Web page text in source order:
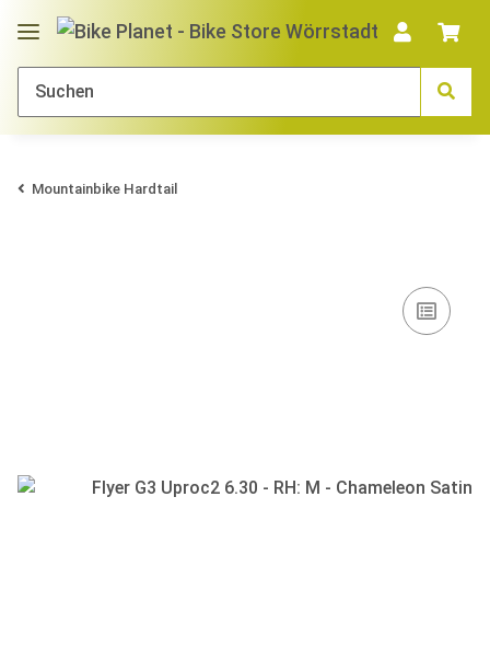
Mountainbike Hardtail